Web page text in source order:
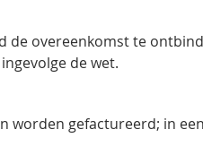
de overeenkomst te
de wet.
worden gefactureerd; in een